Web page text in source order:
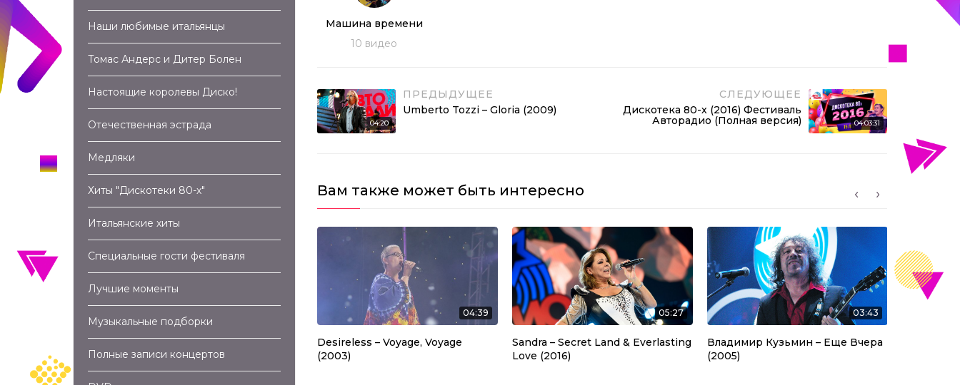
Машина времени
10 видео
04:20
ПРЕДЫДУЩЕЕ
Umberto Tozzi – Gloria (2009)
СЛЕДУЮЩЕЕ
Дискотека 80-х (2016) Фестиваль
Авторадио (Полная версия)
04:03:31
Вам также может быть интересно
– Попурри (2011) Righeira – Vamos a La Playa (2005)
04:39
Desireless – Voyage, Voyage
(2003)
05:27
Sandra – Secret Land & Everlasting
Love (2016)
03:43
Владимир Кузьмин – Еще Вчера
(2005)
Наши любимые итальянцы
Томас Андерс и Дитер Болен
Настоящие королевы Диско!
Отечественная эстрада
Медляки
Хиты "Дискотеки 80-х"
Итальянские хиты
Специальные гости фестиваля
Лучшие моменты
Музыкальные подборки
Полные записи концертов